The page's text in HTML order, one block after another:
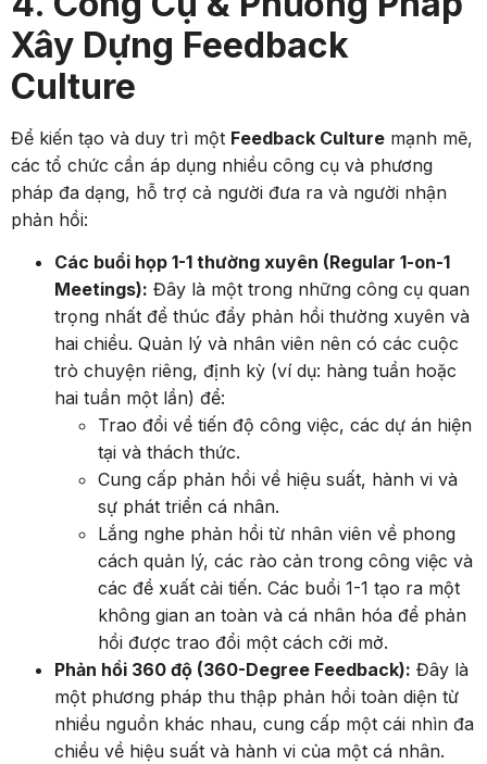
Xây Dựng Feedback
Culture
Để kiến tạo và duy trì một Feedback Culture mạnh mẽ,
các tổ chức cần áp dụng nhiều công cụ và phương
pháp đa dạng, hỗ trợ cả người đưa ra và người nhận
phản hồi:
Các buổi họp 1-1 thường xuyên (Regular 1-on-1
Meetings): Đây là một trong những công cụ quan
trọng nhất để thúc đẩy phản hồi thường xuyên và
hai chiều. Quản lý và nhân viên nên có các cuộc
trò chuyện riêng, định kỳ (ví dụ: hàng tuần hoặc
hai tuần một lần) để:
Trao đổi về tiến độ công việc, các dự án hiện
tại và thách thức.
Cung cấp phản hồi về hiệu suất, hành vi và
sự phát triển cá nhân.
Lắng nghe phản hồi từ nhân viên về phong
cách quản lý, các rào cản trong công việc và
các đề xuất cải tiến. Các buổi 1-1 tạo ra một
không gian an toàn và cá nhân hóa để phản
hồi được trao đổi một cách cởi mở.
Phản hồi 360 độ (360-Degree Feedback): Đây là
một phương pháp thu thập phản hồi toàn diện từ
nhiều nguồn khác nhau, cung cấp một cái nhìn đa
chiều về hiệu suất và hành vi của một cá nhân.